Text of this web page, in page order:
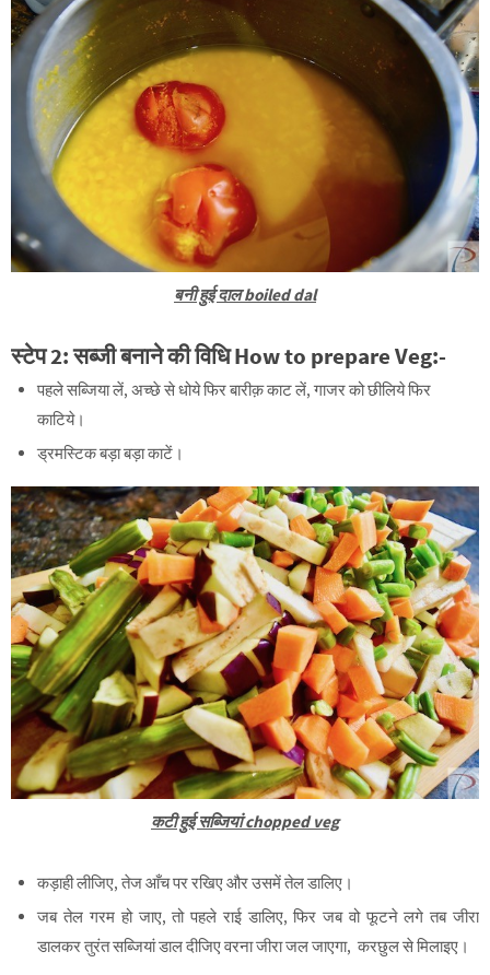
बनी हुई दाल boiled dal
स्टेप2: सब्जीबनाने की विधि How to prepare Veg:-
पहले सब्जिया लें, अच्छे से धोये फिर बारीक़ काट लें, गाजर को छीलिये फिर
काटिये।
ड्रमस्टिक बड़ा बड़ा काटें।
कटी हुई सब्जियां chopped veg
कड़ाही लीजिए, तेज आँच पर रखिए और उसमें तेल डालिए।
जब तेल गरम हो जाए, तो पहले राई डालिए, फिर जब वो फूटने लगे तब जीरा
डालकर तुरंत सब्जियां डाल दीजिए वरना जीरा जल जाएगा, करछुल से मिलाइए।